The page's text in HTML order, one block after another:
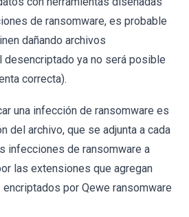
de ransomware, es probable
dañando archivos
desencriptado ya no será posible
correcta).
una infección de ransomware es
del archivo, que se adjunta a cada
infecciones de ransomware a
las extensiones que agregan
por Qewe ransomware